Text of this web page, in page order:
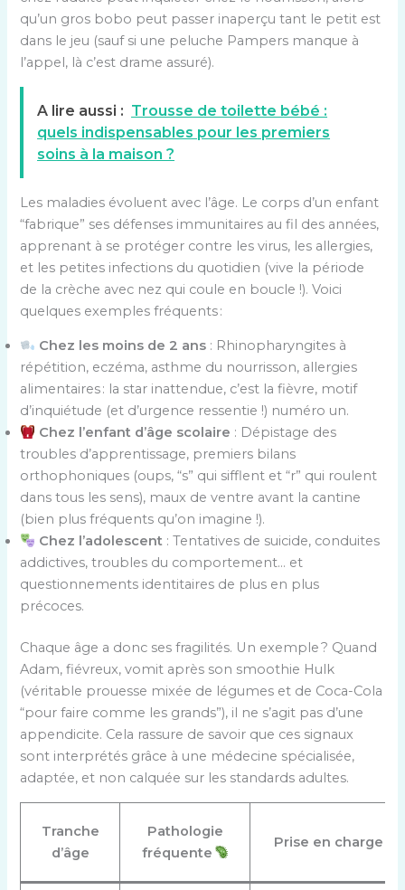
qu’un gros bobo peut passer inaperçu tant le petit est
dans le jeu (sauf si une peluche Pampers manque à
l’appel, là c’est drame assuré).
A lire aussi : Trousse de toilette bébé :
quels indispensables pour les premiers
soins à la maison ?
Les maladies évoluent avec l’âge. Le corps d’un enfant
“fabrique” ses défenses immunitaires au fil des années,
apprenant à se protéger contre les virus, les allergies,
et les petites infections du quotidien (vive la période
de la crèche avec nez qui coule en boucle !). Voici
quelques exemples fréquents :
Chez les moins de 2 ans : Rhinopharyngites à
répétition, eczéma, asthme du nourrisson, allergies
alimentaires : la star inattendue, c’est la fièvre, motif
d’inquiétude (et d’urgence ressentie !) numéro un.
Chez l’enfant d’âge scolaire : Dépistage des
troubles d’apprentissage, premiers bilans
orthophoniques (oups, “s” qui sifflent et “r” qui roulent
dans tous les sens), maux de ventre avant la cantine
(bien plus fréquents qu’on imagine !).
Chez l’adolescent : Tentatives de suicide, conduites
addictives, troubles du comportement… et
questionnements identitaires de plus en plus
précoces.
Chaque âge a donc ses fragilités. Un exemple ? Quand
Adam, fiévreux, vomit après son smoothie Hulk
(véritable prouesse mixée de légumes et de Coca-Cola
“pour faire comme les grands”), il ne s’agit pas d’une
appendicite. Cela rassure de savoir que ces signaux
sont interprétés grâce à une médecine spécialisée,
adaptée, et non calquée sur les standards adultes.
Tranche
d’âge
Pathologie
fréquente
Prise en charge